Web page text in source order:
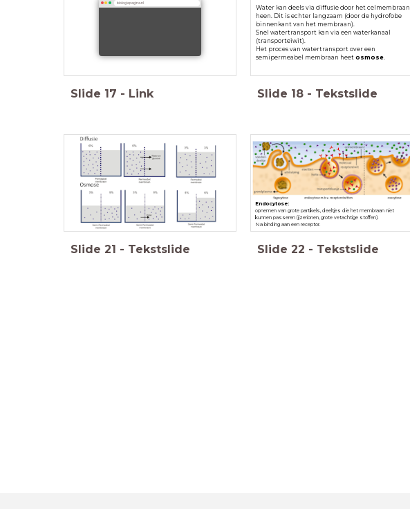
biologiepagina.nl
Slide 17 - Link
Water kan deels via diffusie door het celmembraan
heen. Dit is echter langzaam (door de hydrofobe
binnenkant van het membraan).
Snel watertransport kan via een waterkanaal
(transporteiwit).
Het proces van watertransport over een
semipermeabel membraan heetosmose
Slide 18 - Tekstslide
Slide 21 - Tekstslide
Endocytose:
opnemen van grote partikels, deeltjes die het membraan niet
kunnen passeren (ijzerionen, grote vetachtige stoffen).
Na binding aan een receptor.
Slide 22 - Tekstslide